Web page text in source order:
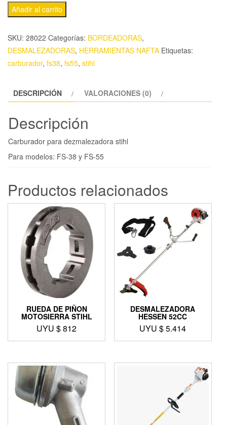
Añadir al carrito
SKU: 28022 Categorías: BORDEADORAS,
DESMALEZADORAS, HERRAMIENTAS NAFTA Etiquetas:
carburador, fs38, fs55, stihl
DESCRIPCIÓN VALORACIONES (0)
Descripción
Carburador para dezmalezadora stihl
Para modelos: FS-38 y FS-55
Productos relacionados
RUEDA DE PIÑON
MOTOSIERRA STIHL
UYU $812
DESMALEZADORA
HESSEN 52CC
UYU $5.414